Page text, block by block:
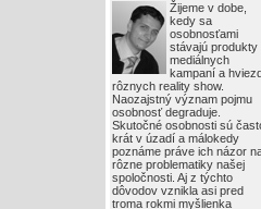
Žijeme v dobe,
kedy sa
osobnosťami
stávajú produkty
mediálnych
kampaní a
rôznych reality show.
Naozajstný význam pojmu
osobnosť degraduje.
Skutočné osobnosti sú
krát v úzadí a málokedy
poznáme práve ich názor
rôzne problematiky našej
spoločnosti. Aj z týchto
dôvodov vznikla asi pred
troma rokmi myšlienka